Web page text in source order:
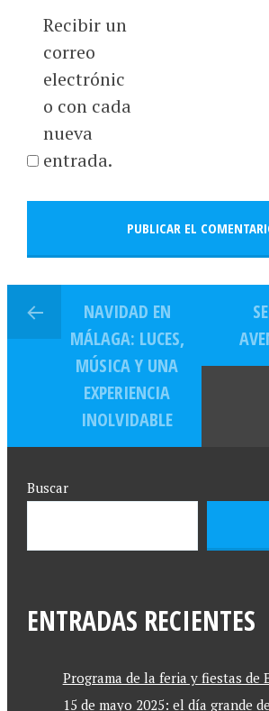
Recibir un
correo
electrónic
o con cada
nueva
entrada.
NAVIDAD EN
MÁLAGA: LUCES,
MÚSICA Y UNA
EXPERIENCIA
INOLVIDABLE
Buscar
ENTRADAS RECIENTES
Programa de la feria y fiestas de
15 de mayo 2025: el día grande